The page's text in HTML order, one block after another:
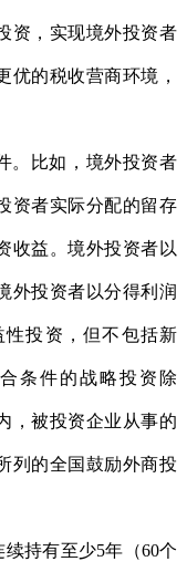
资，实现境外投资者
优的税收营商环境，
。比如，境外投资者
资者实际分配的留存
收益。境外投资者以
外投资者以分得利润
投资，但不包括新
条件的战略投资除
，被投资企业从事的
列的全国鼓励外商投
持有至少5年（60个